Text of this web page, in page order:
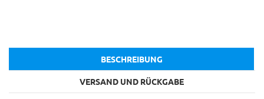
BESCHREIBUNG
VERSAND UND RÜCKGABE